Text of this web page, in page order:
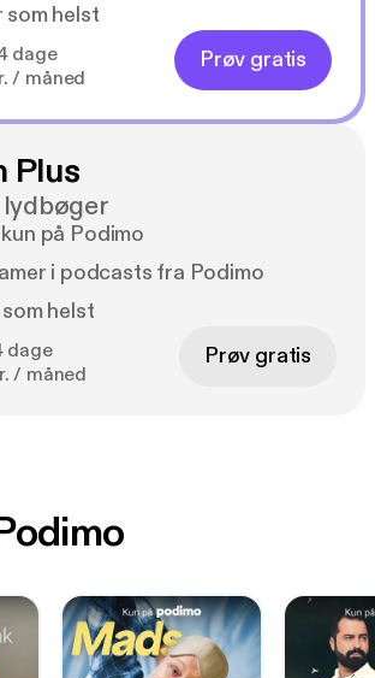
som helst
dage
/ måned
Prøv gratis
Plus
på Podimo
i podcasts fra Podimo
helst
dage
/ måned
Prøv gratis